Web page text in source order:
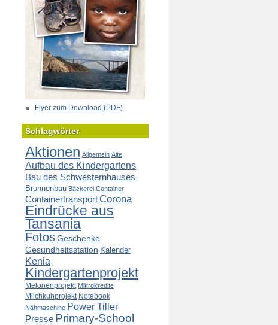
Flyer zum Download (PDF)
Schlagwörter
Aktionen Allgemein Alte
Aufbau des Kindergartens
Bau des Schwesternhauses
Brunnenbau Bäckerei Container
Containertransport Corona
Eindrücke aus
Tansania
FotosGeschenke
Gesundheitsstation Kalender
Kenia
Kindergartenprojekt
Melonenprojekt Mikrokredite
Milchkuhprojekt Notebook
Nähmaschine Power Tiller
Presse Primary-School